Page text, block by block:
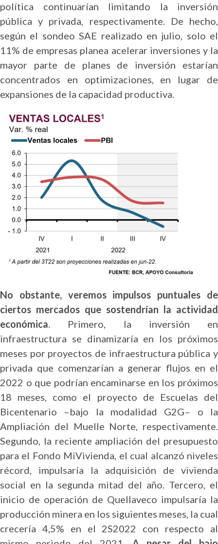
política continuarían limitando la inversión
pública y privada, respectivamente. De hecho,
según el sondeo SAE realizado en julio, solo el
11% de empresas planea acelerar inversiones y la
mayor parte de planes de inversión estarían
concentrados en optimizaciones, en lugar de
expansiones de la capacidad productiva.
No obstante, veremos impulsos puntuales de
ciertos mercados que sostendrían la actividad
económica. Primero, la inversión en
infraestructura se dinamizaría en los próximos
meses por proyectos de infraestructura pública y
privada que comenzarían a generar flujos en el
2022 o que podrían encaminarse en los próximos
18 meses, como el proyecto de Escuelas del
Bicentenario –bajo la modalidad G2G– o la
Ampliación del Muelle Norte, respectivamente.
Segundo, la reciente ampliación del presupuesto
para el Fondo MiVivienda, el cual alcanzó niveles
récord, impulsaría la adquisición de vivienda
social en la segunda mitad del año. Tercero, el
inicio de operación de Quellaveco impulsaría la
producción minera en los siguientes meses, la cual
crecería 4,5% en el 2S2022 con respecto al